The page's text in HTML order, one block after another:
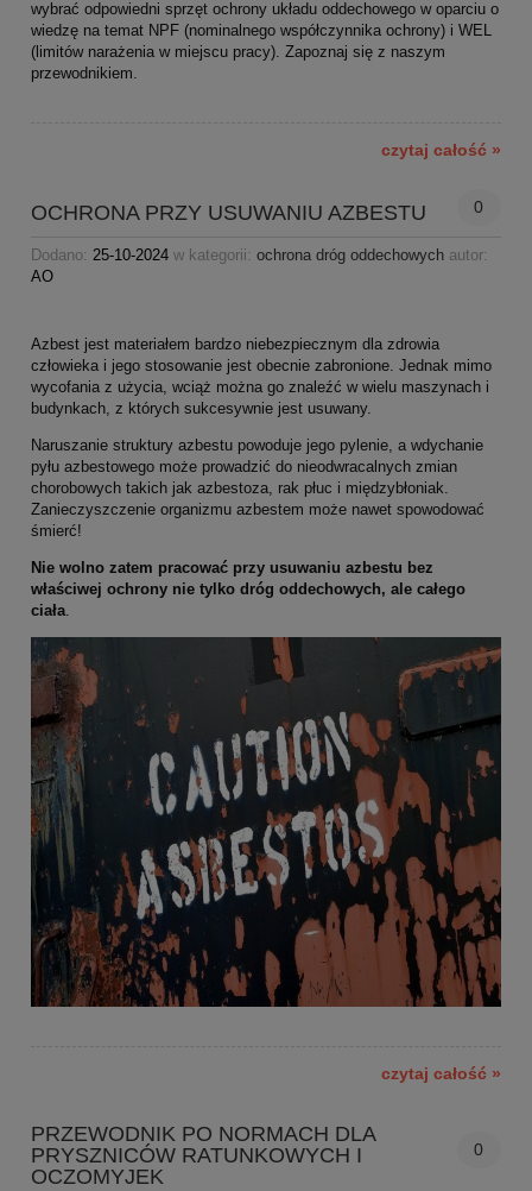
wybrać odpowiedni sprzęt ochrony układu oddechowego w oparciu o
wiedzę na temat NPF (nominalnego współczynnika ochrony) i WEL
(limitów narażenia w miejscu pracy). Zapoznaj się z naszym
przewodnikiem.
czytaj całość »
OCHRONA PRZY USUWANIU AZBESTU 0
Dodano: 25-10-2024 w kategorii: ochrona dróg oddechowych autor:
AO
Azbest jest materiałem bardzo niebezpiecznym dla zdrowia
człowieka i jego stosowanie jest obecnie zabronione. Jednak mimo
wycofania z użycia, wciąż można go znaleźć w wielu maszynach i
budynkach, z których sukcesywnie jest usuwany.
Naruszanie struktury azbestu powoduje jego pylenie, a wdychanie
pyłu azbestowego może prowadzić do nieodwracalnych zmian
chorobowych takich jak azbestoza, rak płuc i międzybłoniak.
Zanieczyszczenie organizmu azbestem może nawet spowodować
śmierć!
Nie wolno zatem pracować przy usuwaniu azbestu bez
właściwej ochrony nie tylko dróg oddechowych, ale całego
ciała.
czytaj całość »
PRZEWODNIK PO NORMACH DLA
PRYSZNICÓW RATUNKOWYCH I
OCZOMYJEK
0